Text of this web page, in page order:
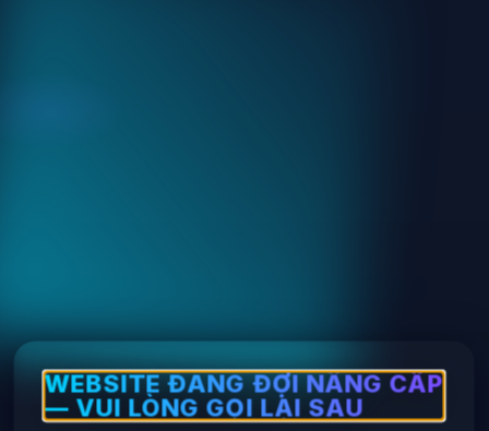
WEBSITE ĐANG ĐỢI NÂNG CẤP
— VUI LÒNG GỌI LẠI SAU